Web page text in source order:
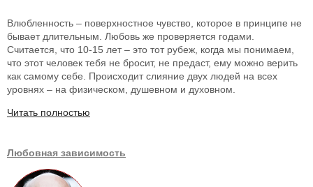
Влюбленность – поверхностное чувство, которое в принципе не
бывает длительным. Любовь же проверяется годами.
Считается, что 10-15 лет – это тот рубеж, когда мы понимаем,
что этот человек тебя не бросит, не предаст, ему можно верить
как самому себе. Происходит слияние двух людей на всех
уровнях – на физическом, душевном и духовном.
Читать полностью
Любовная зависимость